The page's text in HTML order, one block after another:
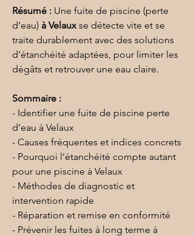
Résumé : Une fuite de piscine (perte
d’eau) à Velaux se détecte vite et se
traite durablement avec des solutions
d’étanchéité adaptées, pour limiter les
dégâts et retrouver une eau claire.
Sommaire :
- Identifier une fuite de piscine perte
d’eau à Velaux
- Causes fréquentes et indices concrets
- Pourquoi l’étanchéité compte autant
pour une piscine à Velaux
- Méthodes de diagnostic et
intervention rapide
- Réparation et remise en conformité
- Prévenir les fuites à long terme à